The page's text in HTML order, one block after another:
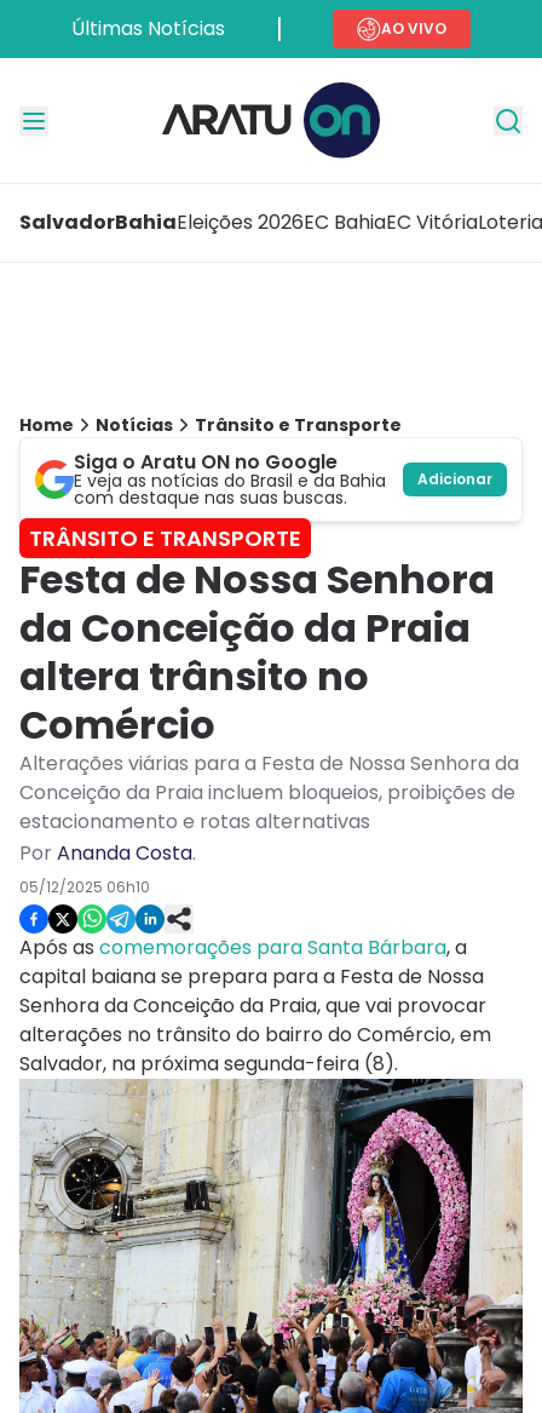
Últimas Notícias AO VIVO
SalvadorBahiaEleições 2026EC BahiaEC Vitória
Home Notícias Trânsito e Transporte
Siga o Aratu ON no Google
E veja as notícias do Brasil e da Bahia
com destaque nas suas buscas.
Adicionar
TRÂNSITO E TRANSPORTE
Festa de Nossa Senhora
da Conceição da Praia
altera trânsito no
Comércio
Alterações viárias para a Festa de Nossa Senhora da
Conceição da Praia incluem bloqueios, proibições de
estacionamento e rotas alternativas
PorAnanda Costa.
05/12/2025 06h10
Após as comemorações para Santa Bárbara, a
capital baiana se prepara para a Festa de Nossa
Senhora da Conceição da Praia, que vai provocar
alterações no trânsito do bairro do Comércio, em
Salvador, na próxima segunda-feira (8).